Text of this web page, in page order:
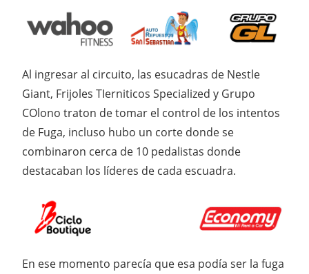
Al ingresar al circuito, las esucadras de Nestle
Giant, Frijoles TIerniticos Specialized y Grupo
COlono traton de tomar el control de los intentos
de Fuga, incluso hubo un corte donde se
combinaron cerca de 10 pedalistas donde
destacaban los líderes de cada escuadra.
En ese momento parecía que esa podía ser la fuga